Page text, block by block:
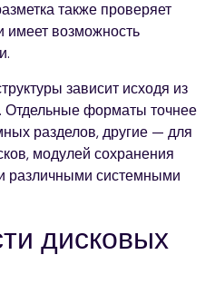
также проверяет
имеет возможность
зависит исходя из
Отдельные форматы точнее
разделов, другие — для
модулей сохранения
различными системными
дисковых